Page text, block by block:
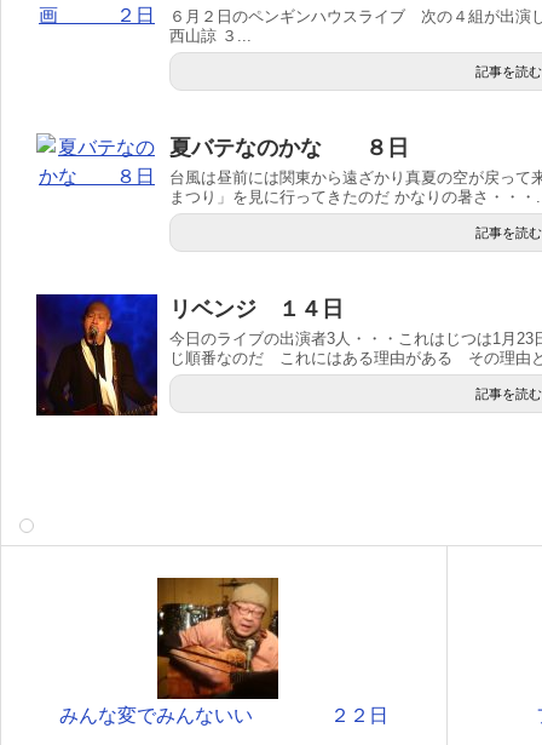
６月２日のペンギンハウスライブ 次の４組が出演
西山諒 ３...
記事を読む
夏バテなのかな ８日
台風は昼前には関東から遠ざかり真夏の空が戻っ
まつり」を見に行ってきたのだ かなりの暑さ・・・
記事を読む
リベンジ １４日
今日のライブの出演者3人・・・これはじつは1月
じ順番なのだ これにはある理由がある その理由
記事を読む
みんな変でみんないい ２２日